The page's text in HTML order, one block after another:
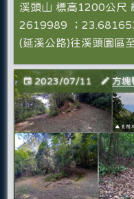
溪頭山 標高1200公尺
2619989 ；
(延溪公路)往溪頭園區
2023/07/11 方塊